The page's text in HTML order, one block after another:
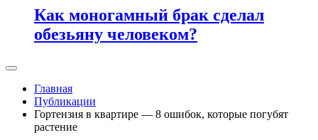
Как моногамный брак сделал
обезьяну человеком?
Главная
Публикации
Гортензия в квартире — 8 ошибок, которые погубят
растение